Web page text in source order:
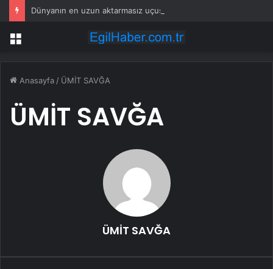
Menü
Anasayfa / ÜMİT SAVĞA
ÜMİT SAVĞA
ÜMİT SAVĞA